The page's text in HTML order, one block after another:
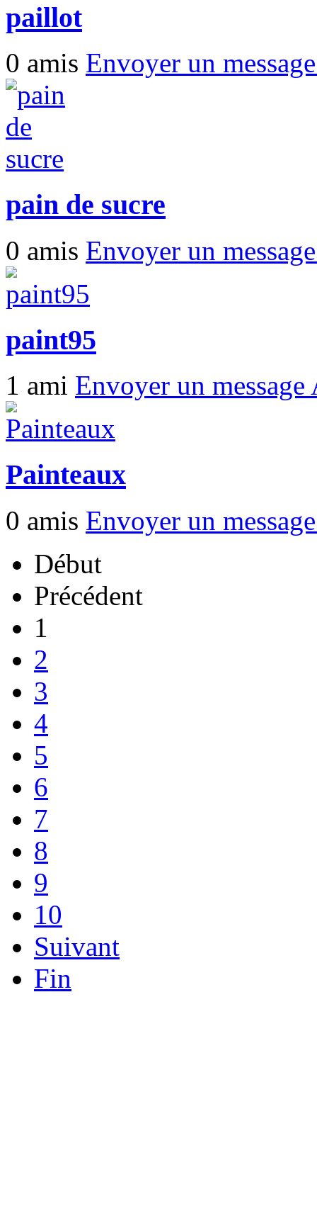
paillot
0 amis Envoyer un
pain de sucre
0 amis Envoyer un
paint95
1 ami Envoyer un message
Painteaux
0 amis Envoyer un
Début
Précédent
1
2
3
4
5
6
7
8
9
10
Suivant
Fin